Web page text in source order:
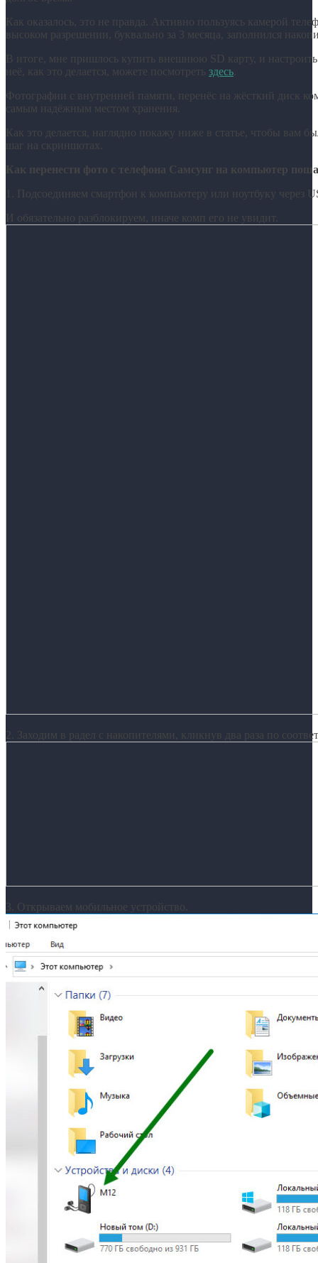
Как оказалось, это не правда. Активно пользуясь камерой
высоком разрешении, буквально за 3 месяца, заполнился
В итоге, мне пришлось купить внешнюю SD карту, и
неё, как это делается, можете посмотреть здесь
Фотографии с внутренней памяти, перенёс на жёсткий диск
самым надёжным местом хранения.
Как это делается, наглядно покажу ниже в статье, чтобы вам
шаг на скриншотах.
Как перенести фото с телефона Самсунг на компьютер
1. Подсоединяем смартфон к компьютеру или ноутбуку через
И обязательно разблокируем, иначе комп его не увидит.
2. Заходим в радел с накопителями, кликнув два раза по
3. Открываем мобильное устройство.